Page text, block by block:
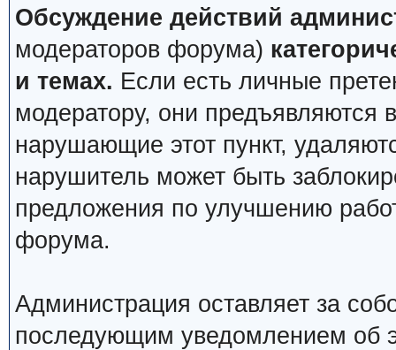
Обсуждение действий
модераторов форума)
и темах. Если есть личные
модератору, они
нарушающие этот пункт,
нарушитель может быть
предложения по улучшению
форума.
Администрация оставляет за
последующим уведомлением об